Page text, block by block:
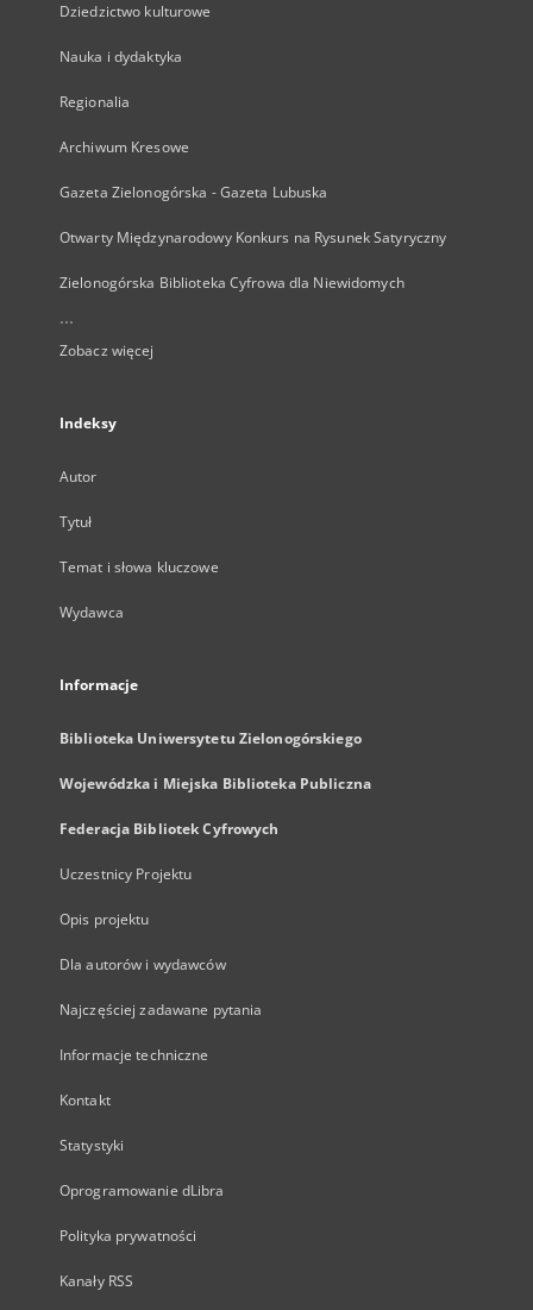
Dziedzictwo kulturowe
Nauka i dydaktyka
Regionalia
Archiwum Kresowe
Gazeta Zielonogórska - Gazeta Lubuska
Otwarty Międzynarodowy Konkurs na Rysunek Satyryczny
Zielonogórska Biblioteka Cyfrowa dla Niewidomych
...
Zobacz więcej
Indeksy
Autor
Tytuł
Temat i słowa kluczowe
Wydawca
Informacje
Biblioteka Uniwersytetu Zielonogórskiego
Wojewódzka i Miejska Biblioteka Publiczna
Federacja Bibliotek Cyfrowych
Uczestnicy Projektu
Opis projektu
Dla autorów i wydawców
Najczęściej zadawane pytania
Informacje techniczne
Kontakt
Statystyki
Oprogramowanie dLibra
Polityka prywatności
Kanały RSS